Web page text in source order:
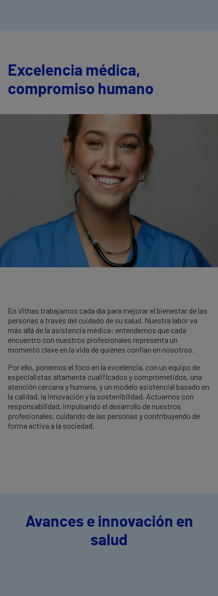
Excelencia médica,
compromiso humano
En Vithas trabajamos cada día para mejorar el bienestar de las
personas a través del cuidado de su salud. Nuestra labor va
más allá de la asistencia médica: entendemos que cada
encuentro con nuestros profesionales representa un
momento clave en la vida de quienes confían en nosotros.
Por ello, ponemos el foco en la excelencia, con un equipo de
especialistas altamente cualificados y comprometidos, una
atención cercana y humana, y un modelo asistencial basado en
la calidad, la innovación y la sostenibilidad. Actuamos con
responsabilidad, impulsando el desarrollo de nuestros
profesionales, cuidando de las personas y contribuyendo de
forma activa a la sociedad.
Avances e innovación en
salud